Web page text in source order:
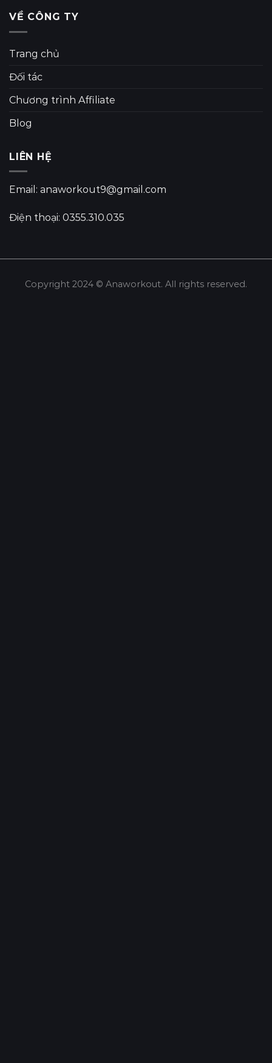
VỀ CÔNG TY
Trang chủ
Đối tác
Chương trình Affiliate
Blog
LIÊN HỆ
Email: anaworkout9@gmail.com
Điện thoại: 0355.310.035
Copyright 2024 © Anaworkout. All rights reserved.